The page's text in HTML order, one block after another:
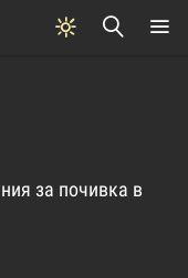
за почивка в